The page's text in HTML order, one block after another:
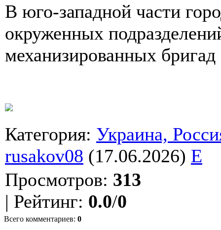
В юго-западной части
окруженных
механизированных
Категория: Украина,
rusakov08 (17.06.2026) E
Просмотров: 313
| Рейтинг: 0.0/0
Всего комментариев: 0